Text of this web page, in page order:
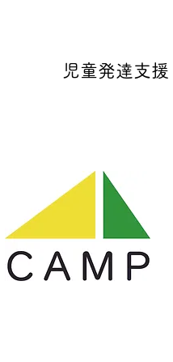
児童発達支